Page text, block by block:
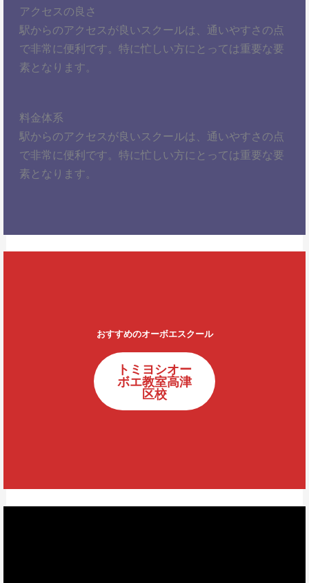
アクセスの良さ
駅からのアクセスが良いスクールは、通いやすさの点
で非常に便利です。特に忙しい方にとっては重要な要
素となります。
料金体系
駅からのアクセスが良いスクールは、通いやすさの点
で非常に便利です。特に忙しい方にとっては重要な要
素となります。
おすすめのオーボエスクール
トミヨシオー
ボエ教室高津
区校